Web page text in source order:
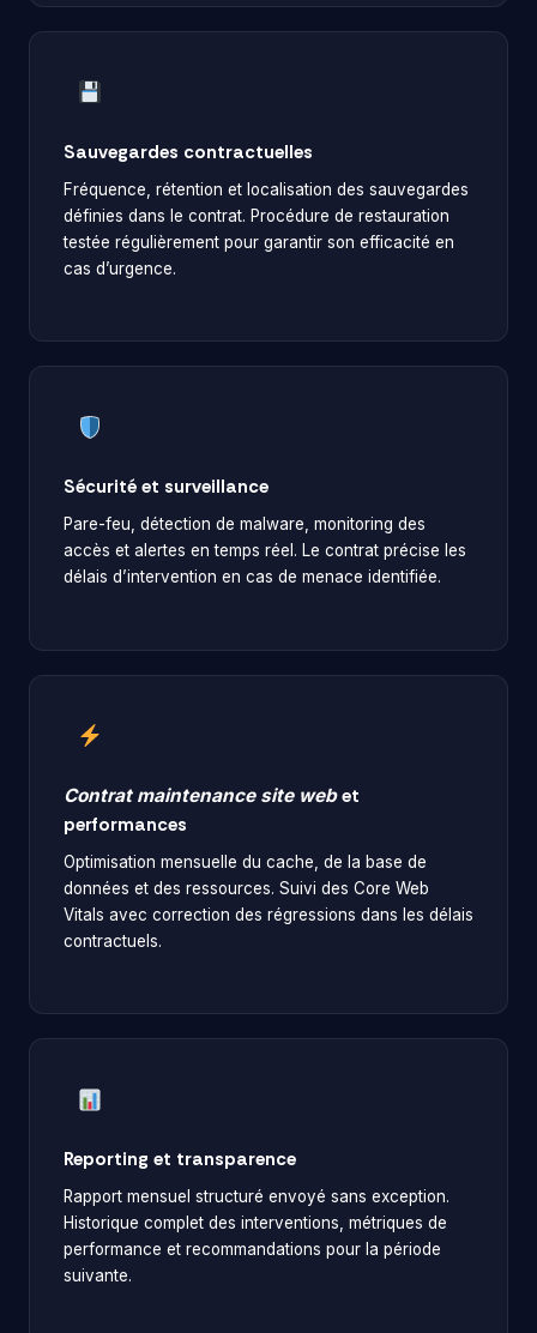
Sauvegardes contractuelles
Fréquence, rétention et localisation des sauvegardes
définies dans le contrat. Procédure de restauration
testée régulièrement pour garantir son efficacité en
cas d’urgence.
Sécurité et surveillance
Pare-feu, détection de malware, monitoring des
accès et alertes en temps réel. Le contrat précise les
délais d’intervention en cas de menace identifiée.
Contrat maintenance site webet
performances
Optimisation mensuelle du cache, de la base de
données et des ressources. Suivi des Core Web
Vitals avec correction des régressions dans les délais
contractuels.
Reporting et transparence
Rapport mensuel structuré envoyé sans exception.
Historique complet des interventions, métriques de
performance et recommandations pour la période
suivante.